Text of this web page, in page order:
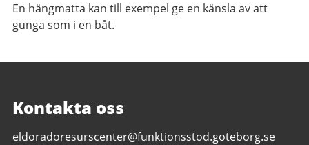
En hängmatta kan till exempel ge en känsla av att
gunga som i en båt.
Kontakta oss
E-
eldoradoresurscenter@funktionsstod.goteborg.se